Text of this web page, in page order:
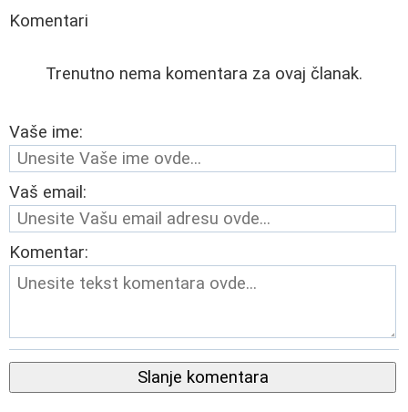
Komentari
Trenutno nema komentara za ovaj članak.
Vaše ime:
Vaš email:
Komentar:
Slanje komentara